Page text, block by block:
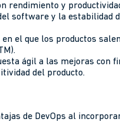
rendimiento y
software y la estabilidad
el que los productos
ágil a las mejoras con
del producto.
de DevOps al